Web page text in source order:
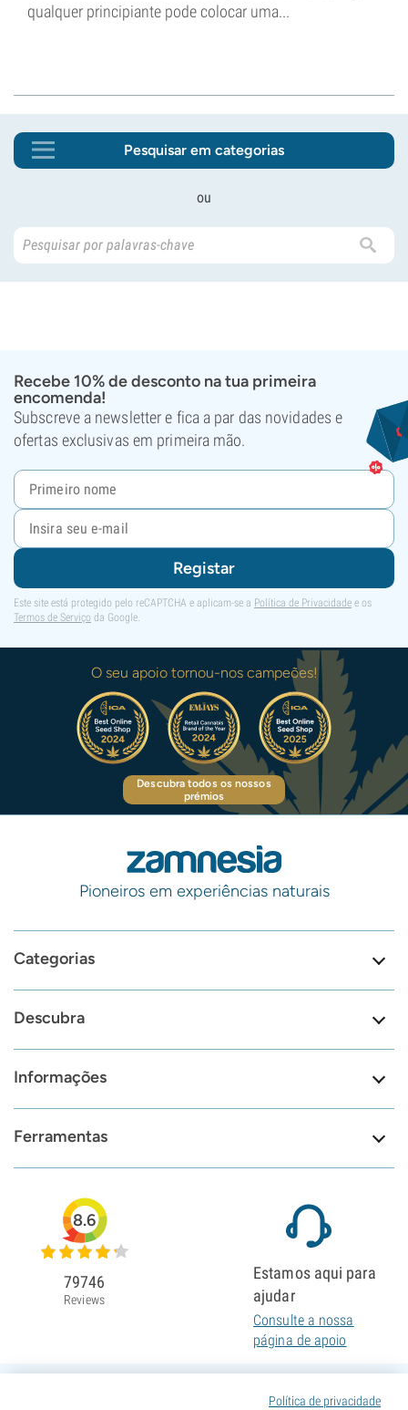
qualquer principiante pode colocar uma...
Pesquisar em categorias
ou
Recebe 10% de desconto na tua primeira
encomenda!
Subscreve a newsletter e fica a par das novidades e
ofertas exclusivas em primeira mão.
Registar
Este site está protegido pelo reCAPTCHA e aplicam-se a Política de Privacidade e os
Termos de Serviço da Google.
O seu apoio tornou-nos campeões!
Descubra todos os nossos
prémios
Pioneiros em experiências naturais
Categorias
Descubra
Informações
Ferramentas
Política de privacidade
8.6
79746
Reviews
Estamos aqui para
ajudar
Consulte a nossa
página de apoio